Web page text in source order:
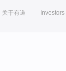
关于有道 Investors